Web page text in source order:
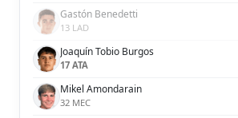
Gastón Benedetti
13 LAD
Joaquín Tobio Burgos
17 ATA
Mikel Amondarain
32 MEC